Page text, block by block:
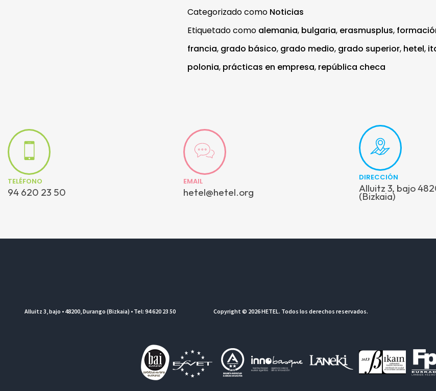
Categorizado como Noticias
Etiquetado como alemania, bulgaria, erasmusplus,
francia, grado básico, grado medio, grado superior, hetel,
polonia, prácticas en empresa, república checa
TELÉFONO
94 620 23 50
EMAIL
hetel@hetel.org
DIRECCIÓN
Alluitz 3, bajo
(Bizkaia)
Alluitz 3, bajo • 48200, Durango (Bizkaia) • Tel: 94 620 23 50 Copyright © 2026 HETEL. Todos los derechos reservados.